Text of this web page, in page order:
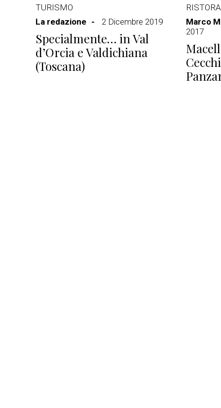
TURISMO
La redazione
2 Dicembre 2019
Specialmente… in Val
d’Orcia e Valdichiana
(Toscana)
Marco
2017